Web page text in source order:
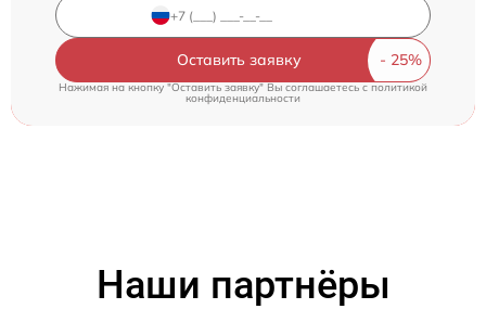
Оставить заявку
Нажимая на кнопку "Оставить заявку" Вы соглашаетесь cполитикой
конфиденциальности
Наши партнёры